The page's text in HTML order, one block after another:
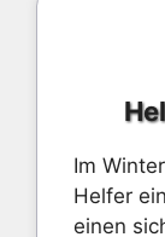
Im
Helfer
einen